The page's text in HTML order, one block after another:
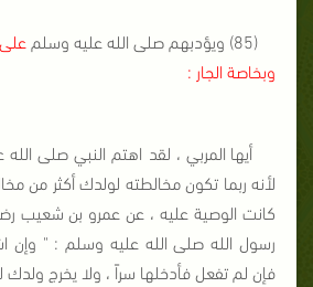
(85) ويؤدبهم صلى الله عليه وسلم
وبخاصة الجار :
أيها المربي ، لقد اهتم النبي صلى
لأنه ربما تكون مخالطته لولدك أكثر من
كانت الوصية عليه ، عن عمرو بن شعيب
رسول الله صلى الله عليه وسلم : " وإن
فإن لم تفعل فأدخلها سراً ، ولا يخرج ولدك